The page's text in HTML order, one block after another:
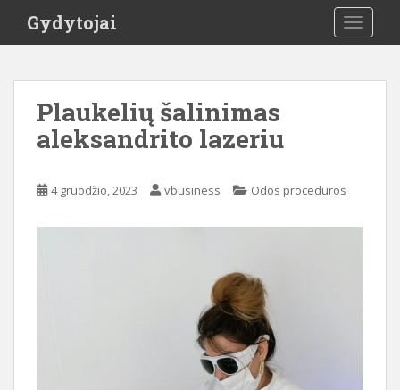
i
Gydytojai
Plaukelių šalinimas
aleksandrito lazeriu
4 gruodžio, 2023 vbusiness Odos procedūros